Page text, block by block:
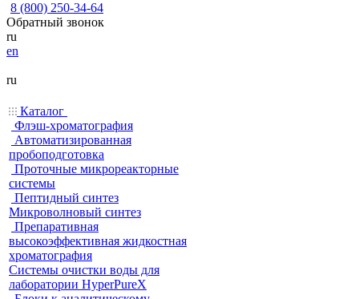
8 (800) 250-34-64
Обратный звонок
ru
en
ru
Каталог
Флэш-хроматография
Автоматизированная
пробоподготовка
Проточные микрореакторные
системы
Пептидный синтез
Микроволновый синтез
Препаративная
высокоэффективная жидкостная
хроматография
Системы очистки воды для
лаборатории HyperPureX